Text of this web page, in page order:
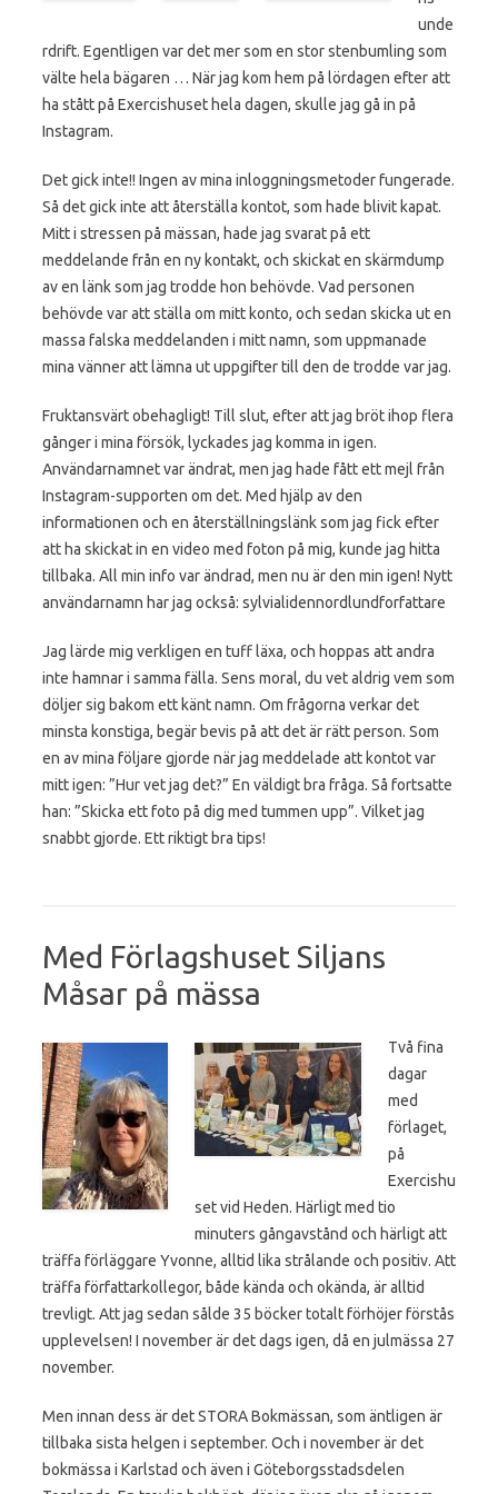
unde
rdrift. Egentligen var det mer som en stor stenbumling som
välte hela bägaren … När jag kom hem på lördagen efter att
ha stått på Exercishuset hela dagen, skulle jag gå in på
Instagram.
Det gick inte!! Ingen av mina inloggningsmetoder fungerade.
Så det gick inte att återställa kontot, som hade blivit kapat.
Mitt i stressen på mässan, hade jag svarat på ett
meddelande från en ny kontakt, och skickat en skärmdump
av en länk som jag trodde hon behövde. Vad personen
behövde var att ställa om mitt konto, och sedan skicka ut en
massa falska meddelanden i mitt namn, som uppmanade
mina vänner att lämna ut uppgifter till den de trodde var jag.
Fruktansvärt obehagligt! Till slut, efter att jag bröt ihop flera
gånger i mina försök, lyckades jag komma in igen.
Användarnamnet var ändrat, men jag hade fått ett mejl från
Instagram-supporten om det. Med hjälp av den
informationen och en återställningslänk som jag fick efter
att ha skickat in en video med foton på mig, kunde jag hitta
tillbaka. All min info var ändrad, men nu är den min igen! Nytt
användarnamn har jag också: sylvialidennordlundforfattare
Jag lärde mig verkligen en tuff läxa, och hoppas att andra
inte hamnar i samma fälla. Sens moral, du vet aldrig vem som
döljer sig bakom ett känt namn. Om frågorna verkar det
minsta konstiga, begär bevis på att det är rätt person. Som
en av mina följare gjorde när jag meddelade att kontot var
mitt igen: ”Hur vet jag det?” En väldigt bra fråga. Så fortsatte
han: ”Skicka ett foto på dig med tummen upp”. Vilket jag
snabbt gjorde. Ett riktigt bra tips!
Med Förlagshuset Siljans
Måsar på mässa
Två fina
dagar
med
förlaget,
på
Exercishu
set vid Heden. Härligt med tio
minuters gångavstånd och härligt att
träffa förläggare Yvonne, alltid lika strålande och positiv. Att
träffa författarkollegor, både kända och okända, är alltid
trevligt. Att jag sedan sålde 35 böcker totalt förhöjer förstås
upplevelsen! I november är det dags igen, då en julmässa 27
november.
Men innan dess är det STORA Bokmässan, som äntligen är
tillbaka sista helgen i september. Och i november är det
bokmässa i Karlstad och även i Göteborgsstadsdelen